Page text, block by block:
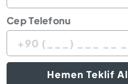
Cep Telefonu
Hemen Teklif Al